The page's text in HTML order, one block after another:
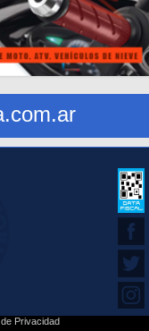
Privacidad